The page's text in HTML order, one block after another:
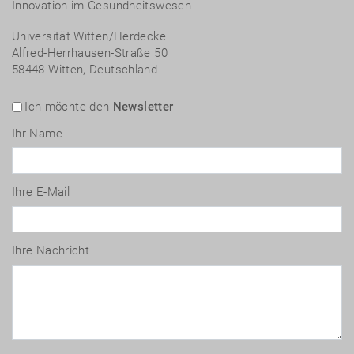
Innovation im Gesundheitswesen
Universität Witten/Herdecke
Alfred-Herrhausen-Straße 50
58448 Witten, Deutschland
Ich möchte den Newsletter
Ihr Name
Ihre E-Mail
Ihre Nachricht